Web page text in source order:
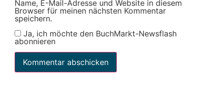
Name, E-Mail-Adresse und Website in diesem
Browser für meinen nächsten Kommentar
speichern.
Ja, ich möchte den BuchMarkt-Newsflash
abonnieren